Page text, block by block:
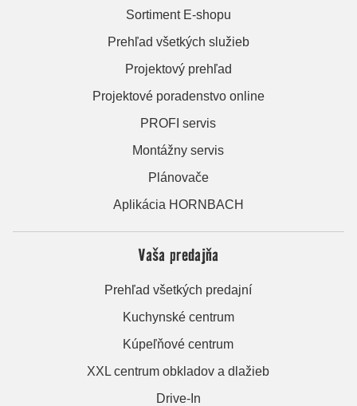
Sortiment E-shopu
Prehľad všetkých služieb
Projektový prehľad
Projektové poradenstvo online
PROFI servis
Montážny servis
Plánovače
Aplikácia HORNBACH
Vaša predajňa
Prehľad všetkých predajní
Kuchynské centrum
Kúpeľňové centrum
XXL centrum obkladov a dlažieb
Drive-In